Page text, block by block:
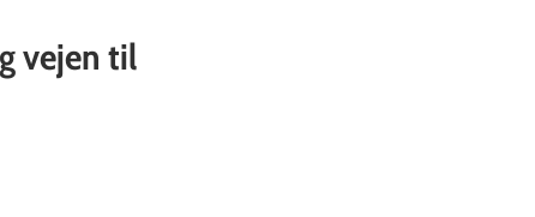
vejen til